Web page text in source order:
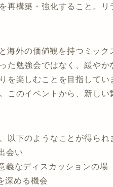
再構築・強化すること。
海外の価値観を持つミック
た勉強会ではなく、緩やか
を楽しむことを目指して
このイベントから、新し
以下のようなことが得ら
会い
義なディスカッションの場
深める機会